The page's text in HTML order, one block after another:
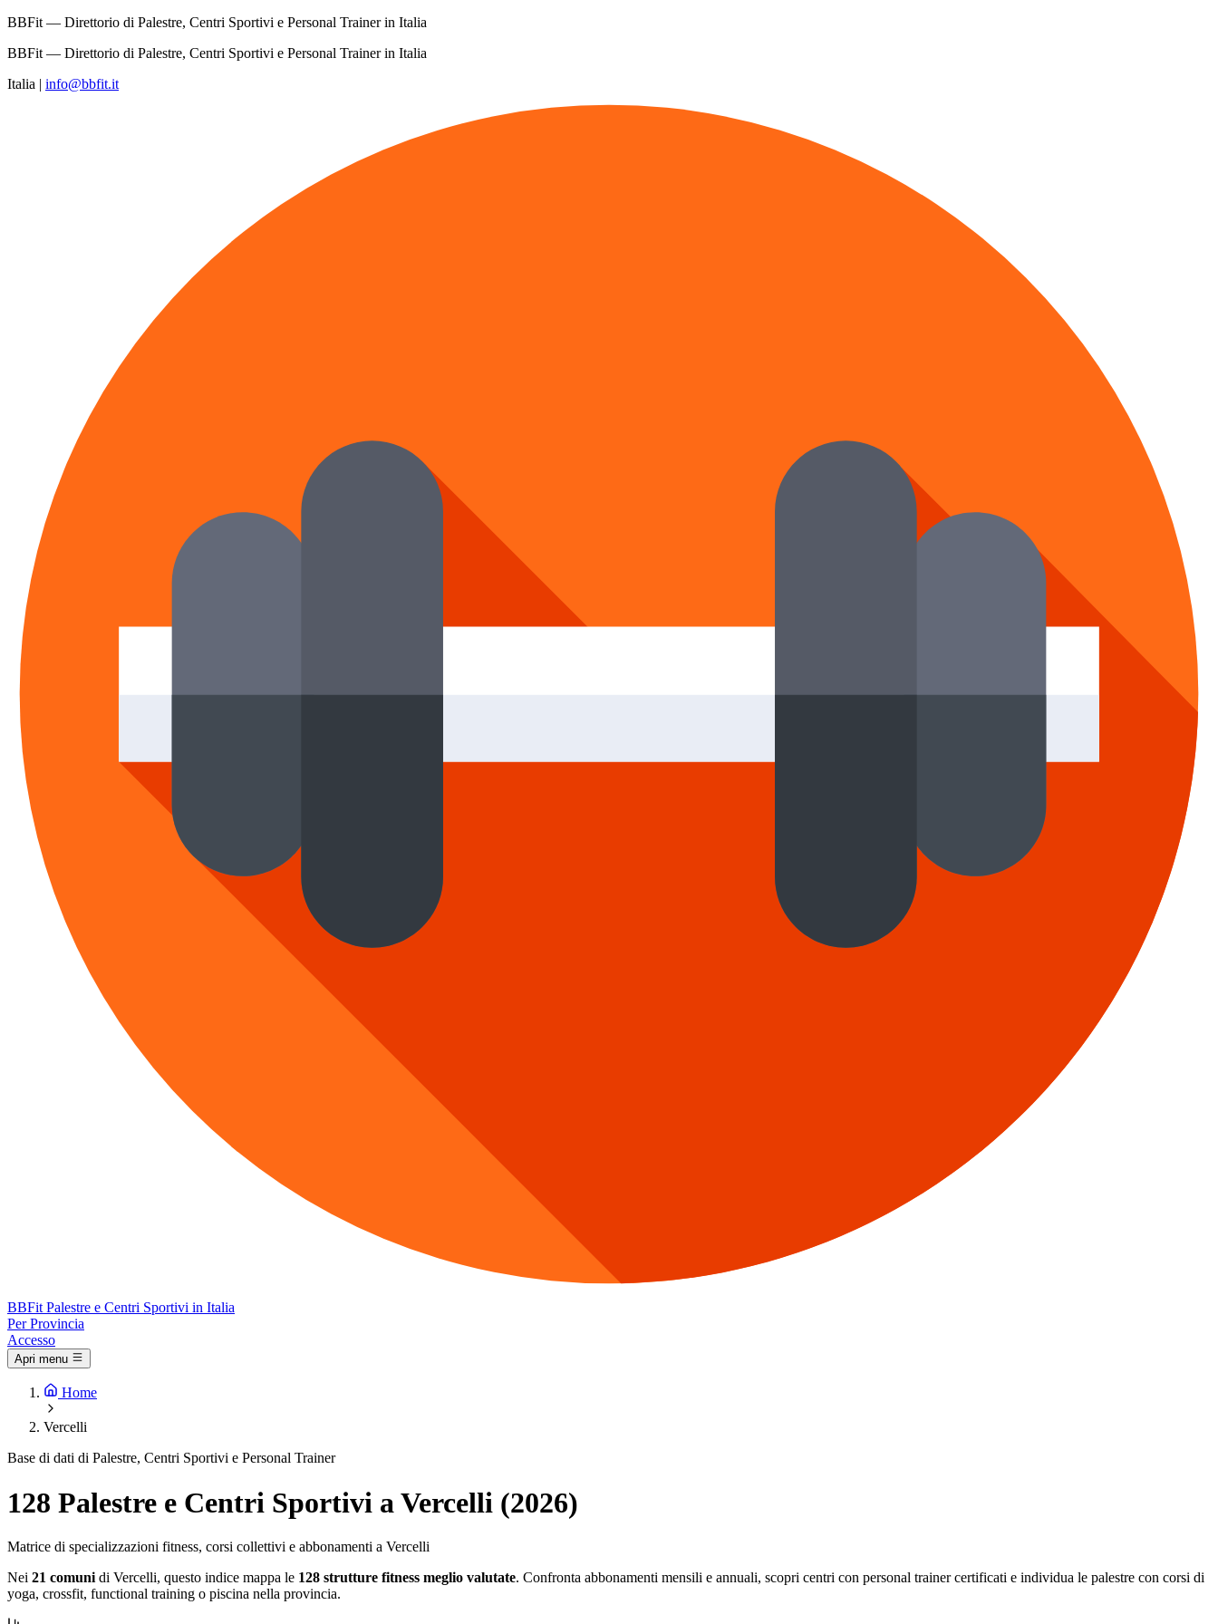
BBFit — Direttorio di Palestre, Centri Sportivi e Personal Trainer in Italia
BBFit — Direttorio di Palestre, Centri Sportivi e Personal Trainer in Italia
Italia | info@bbfit.it
BBFit Palestre e Centri Sportivi in Italia
Per Provincia
Accesso
Apri menu
Home
Vercelli
Base di dati di Palestre, Centri Sportivi e Personal Trainer
128 Palestre e Centri Sportivi a Vercelli (2026)
Matrice di specializzazioni fitness, corsi collettivi e abbonamenti a Vercelli
Nei 21 comuni di Vercelli, questo indice mappa le 128 strutture fitness meglio valutate. Confronta abbonamenti mensili e annuali, scopri centri con personal trainer certificati e individua le palestre con corsi di
yoga, crossfit, functional training o piscina nella provincia.